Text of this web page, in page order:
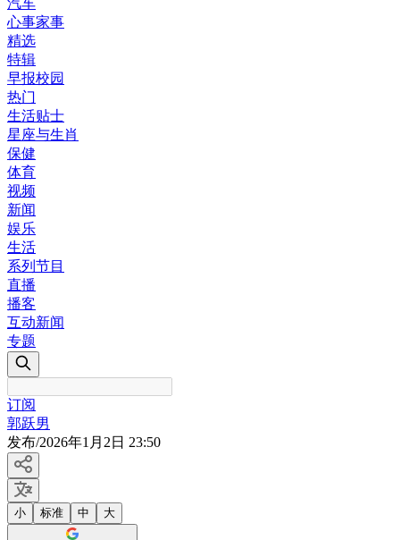
汽车
心事家事
精选
特辑
早报校园
热门
生活贴士
星座与生肖
保健
体育
视频
新闻
娱乐
生活
系列节目
直播
播客
互动新闻
专题
订阅
郭跃男
发布/2026年1月2日 23:50
小 标准 中 大